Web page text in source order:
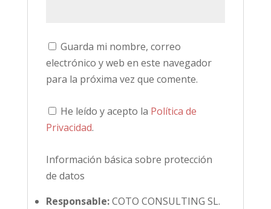
Guarda mi nombre, correo
electrónico y web en este navegador
para la próxima vez que comente.
He leído y acepto la Política de
Privacidad.
Información básica sobre protección
de datos
Responsable:COTO CONSULTING SL.